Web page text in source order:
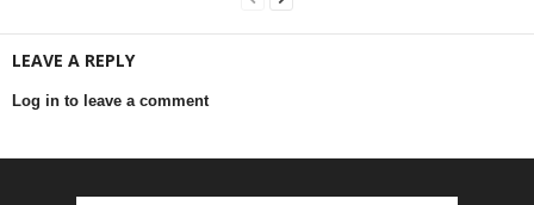
LEAVE A REPLY
Log in to leave a comment